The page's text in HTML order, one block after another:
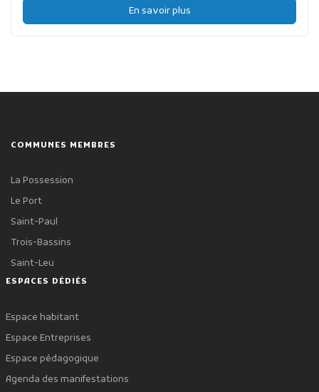
En savoir plus
COMMUNES MEMBRES
La Possession
Le Port
Saint-Paul
Trois-Bassins
Saint-Leu
ESPACES DÉDIÉS
Espace habitant
Espace Entreprises
Espace pédagogique
Agenda des manifestations